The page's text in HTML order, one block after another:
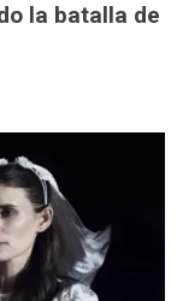
la batalla de